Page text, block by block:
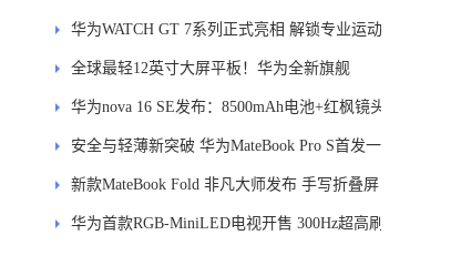
录
华为WATCH GT 7系列正式亮相 解锁专业运动
新体验
全球最轻12英寸大屏平板！华为全新旗舰
MatePad Pro正式发布
华为nova 16 SE发布：8500mAh电池+红枫镜头
安全与轻薄新突破 华为MateBook Pro S首发一
区双像素技术防窥屏
新款MateBook Fold 非凡大师发布 手写折叠屏
引领PC交互新体验
华为首款RGB-MiniLED电视开售 300Hz超高刷